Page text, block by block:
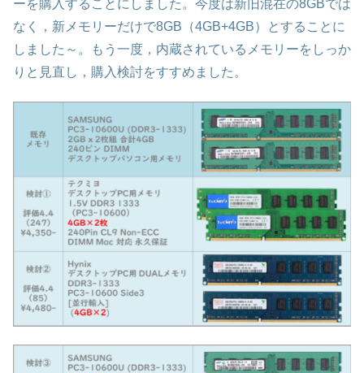
ーを購入することにしました。今度は新旧混在の8GBでは
なく，新メモリーだけで8GB（4GB+4GB）とすることに
しました～。もう一度，内蔵されているメモリーをしっか
りと見直し，購入検討をすすめました。